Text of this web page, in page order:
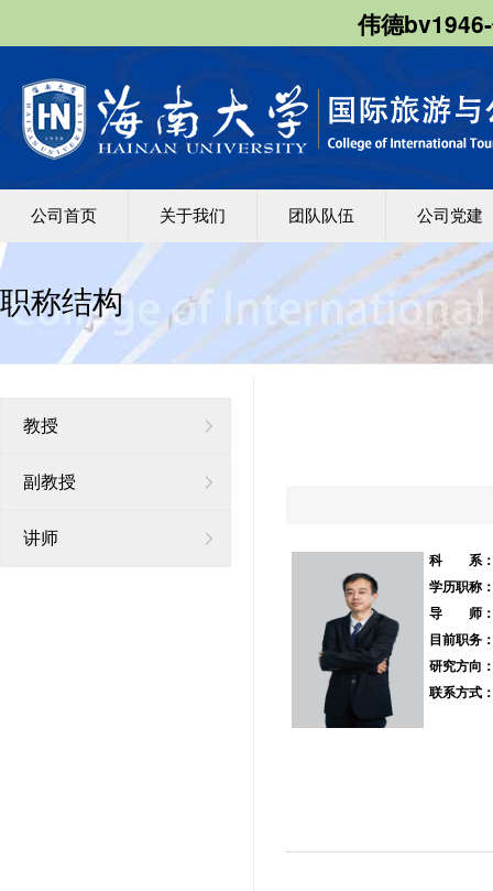
伟德
公司首页 关于我们 团队队伍 公司党建
职称结构
教授
副教授
讲师
科 系
学历职称
导 师
目前职务
研究方向
联系方式